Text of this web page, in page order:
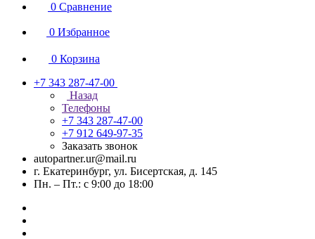
0 Сравнение
0 Избранное
0 Корзина
+7 343 287-47-00
Назад
Телефоны
+7 343 287-47-00
+7 912 649-97-35
Заказать звонок
autopartner.ur@mail.ru
г. Екатеринбург, ул. Бисертская, д. 145
Пн. – Пт.: с 9:00 до 18:00